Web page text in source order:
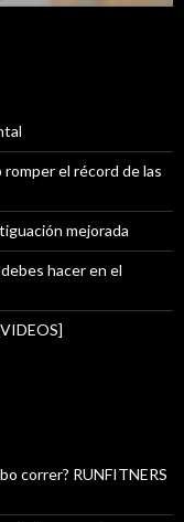
el récord de las
mejorada
hacer en el
correr? RUNFITNERS